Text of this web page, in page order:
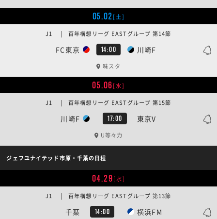
05.02[土]
FC東京 14:00 川崎F
J1 | 百年構想リーグ EASTグループ 第14節
味スタ
05.06[水]
川崎F 17:00 東京V
J1 | 百年構想リーグ EASTグループ 第15節
U等々力
ジェフユナイテッド市原・千葉の日程
04.29[水]
千葉 14:00 横浜FM
J1 | 百年構想リーグ EASTグループ 第13節